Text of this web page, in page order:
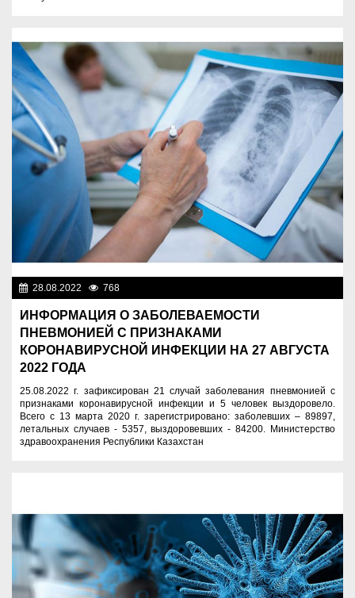
28.08.2022 768
ИНФОРМАЦИЯ О ЗАБОЛЕВАЕМОСТИ
ПНЕВМОНИЕЙ С ПРИЗНАКАМИ
КОРОНАВИРУСНОЙ ИНФЕКЦИИ НА 27 АВГУСТА
2022 ГОДА
25.08.2022 г. зафиксирован 21 случай заболевания пневмонией с
признаками коронавирусной инфекции и 5 человек выздоровело.
Всего с 13 марта 2020 г. зарегистрировано: заболевших – 89897,
летальных случаев - 5357, выздоровевших - 84200. Министерство
здравоохранения Республики Казахстан